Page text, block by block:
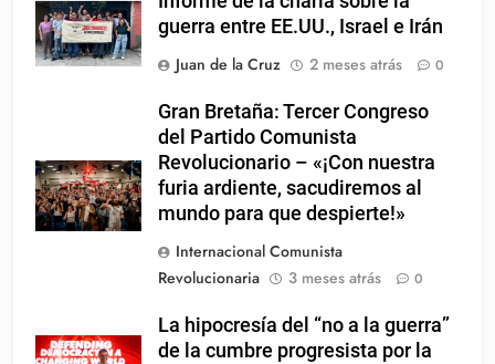
guerra entre EE.UU., Israel e Irán
Juan de la Cruz
2 meses atrás 0
Gran Bretaña: Tercer Congreso
del Partido Comunista
Revolucionario – «¡Con nuestra
furia ardiente, sacudiremos al
mundo para que despierte!»
Internacional Comunista
Revolucionaria
3 meses atrás 0
La hipocresía del “no a la guerra”
de la cumbre progresista por la